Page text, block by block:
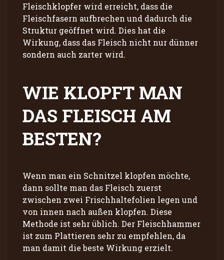
Fleischklopfer wird erreicht, dass die
Fleischfasern aufbrechen und dadurch die
Struktur geöffnet wird. Dies hat die
Wirkung, dass das Fleisch nicht nur dünner
sondern auch zarter wird.
WIE KLOPFT MAN
DAS FLEISCH AM
BESTEN?
Wenn man ein Schnitzel klopfen möchte,
dann sollte man das Fleisch zuerst
zwischen zwei Frischhaltefolien legen und
von innen nach außen klopfen. Diese
Methode ist sehr üblich. Der Fleischhammer
ist zum Plattieren sehr zu empfehlen, da
man damit die beste Wirkung erzielt.